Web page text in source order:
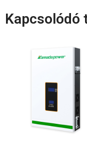
Kapcsolódó